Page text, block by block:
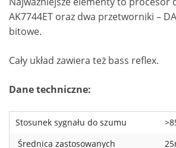
AK7744ET oraz dwa przetworniki –
bitowe.
Cały układ zawiera też bass reflex.
Dane techniczne:
Stosunek sygnału do szumu
Średnica zastosowanych